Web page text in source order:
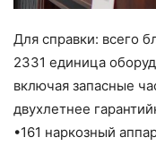
Для справки: всего
2331 единица
включая запасные
двухлетнее
•161 наркозный